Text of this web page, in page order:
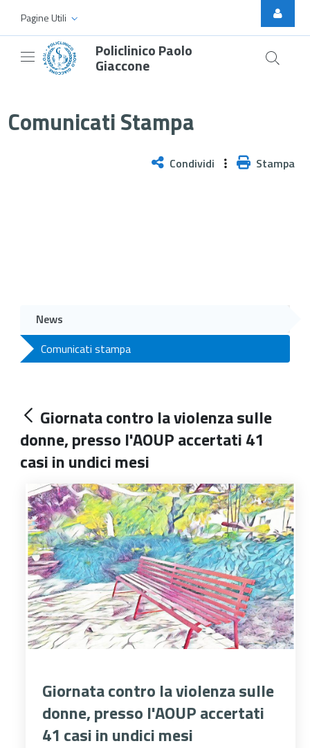
Skip to Main Content
Pagine Utili
Policlinico Paolo
Giaccone
Comunicati Stampa
Condividi Stampa
News
Comunicati stampa
Giornata contro la violenza sulle
donne, presso l'AOUP accertati 41
casi in undici mesi
Giornata contro la violenza sulle
donne, presso l'AOUP accertati
41 casi in undici mesi